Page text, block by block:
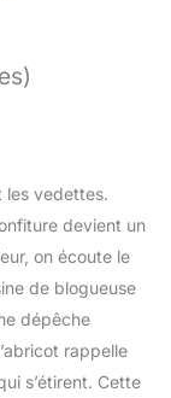
les vedettes.
devient un
on écoute le
de blogueuse
dépêche
rappelle
s’étirent. Cette